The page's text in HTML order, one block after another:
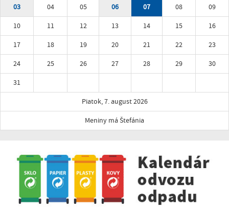
03
04 05 06 07 08
09
10
11 12 13 14 15
16
17
18 19 20 21 22
23
24
25 26 27 28 29
30
31
Piatok, 7. august 2026
Meniny má Štefánia